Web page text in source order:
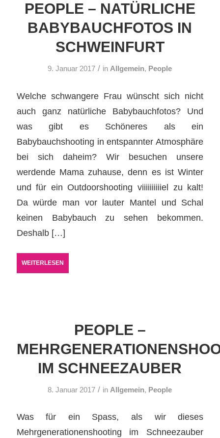
PEOPLE – NATÜRLICHE
BABYBAUCHFOTOS IN
SCHWEINFURT
9. Januar 2017 / inAllgemein, People
Welche schwangere Frau wünscht sich nicht
auch ganz natürliche Babybauchfotos? Und
was gibt es Schöneres als ein
Babybauchshooting in entspannter Atmosphäre
bei sich daheim? Wir besuchen unsere
werdende Mama zuhause, denn es ist Winter
und für ein Outdoorshooting viiiiiiiiiiel zu kalt!
Da würde man vor lauter Mantel und Schal
keinen Babybauch zu sehen bekommen.
Deshalb […]
WEITERLESEN
PEOPLE –
IM SCHNEEZAUBER
8. Januar 2017 / in Allgemein, People
Was für ein Spass, als wir dieses
Mehrgenerationenshooting im Schneezauber